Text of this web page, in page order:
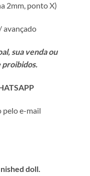
2mm, ponto X)
avançado
sua venda ou
proibidos.
pelo e-mail
doll.